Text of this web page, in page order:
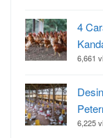
4
6,661
6,225